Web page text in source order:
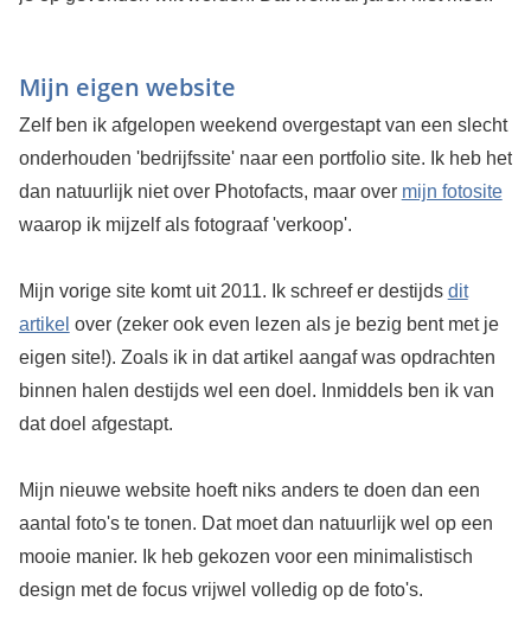
Mijn eigen website
Zelf ben ik afgelopen weekend overgestapt van een slecht
onderhouden 'bedrijfssite' naar een portfolio site. Ik heb het
dan natuurlijk niet over Photofacts, maar over mijn fotosite
waarop ik mijzelf als fotograaf 'verkoop'.
Mijn vorige site komt uit 2011. Ik schreef er destijds dit
artikel over (zeker ook even lezen als je bezig bent met je
eigen site!). Zoals ik in dat artikel aangaf was opdrachten
binnen halen destijds wel een doel. Inmiddels ben ik van
dat doel afgestapt.
Mijn nieuwe website hoeft niks anders te doen dan een
aantal foto's te tonen. Dat moet dan natuurlijk wel op een
mooie manier. Ik heb gekozen voor een minimalistisch
design met de focus vrijwel volledig op de foto's.